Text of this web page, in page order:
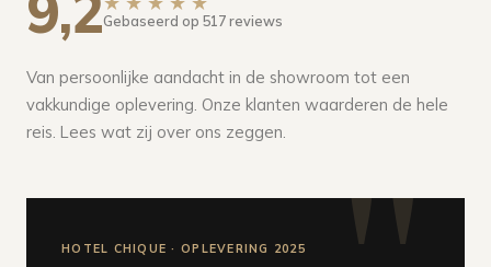
Gebaseerd op 517 reviews
Van persoonlijke aandacht in de showroom tot een
vakkundige oplevering. Onze klanten waarderen de hele
reis. Lees wat zij over ons zeggen.
HOTEL CHIQUE · OPLEVERING 2025